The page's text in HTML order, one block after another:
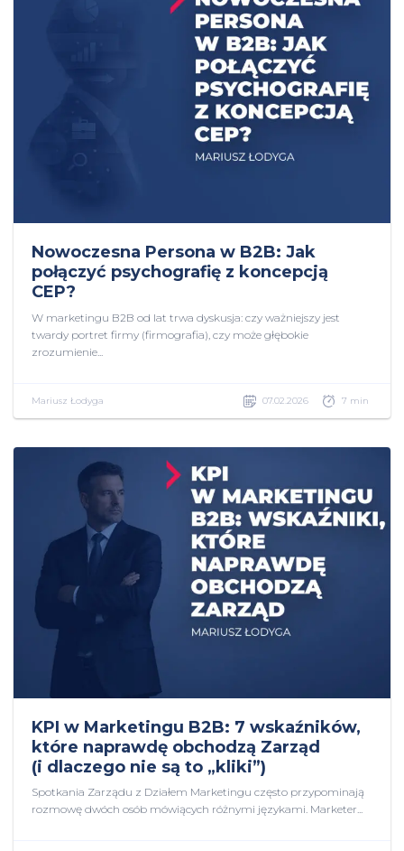
Nowoczesna Persona w B2B: Jak
połączyć psychografię z koncepcją
CEP?
W marketingu B2B od lat trwa dyskusja: czy ważniejszy jest
twardy portret firmy (firmografia), czy może głębokie
zrozumienie...
Mariusz Łodyga 07.02.2026 7 min
KPI w Marketingu B2B: 7 wskaźników,
które naprawdę obchodzą Zarząd
(i dlaczego nie są to „kliki”)
Spotkania Zarządu z Działem Marketingu często przypominają
rozmowę dwóch osób mówiących różnymi językami. Marketer...